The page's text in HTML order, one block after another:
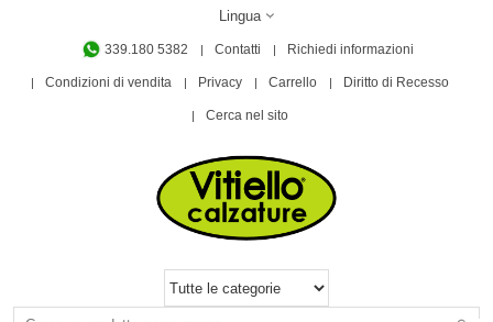
Lingua
339.180 5382 Contatti Richiedi informazioni
Condizioni di vendita Privacy Carrello Diritto di Recesso
Cerca nel sito